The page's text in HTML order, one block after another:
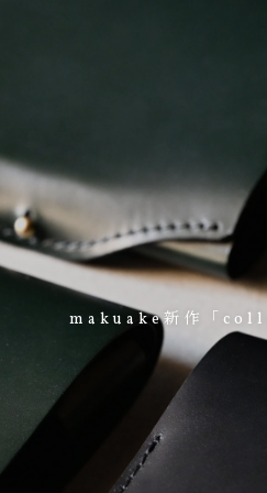
makuake新作「